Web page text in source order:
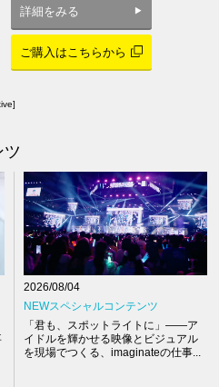
詳細をみる
ご購入はこちらから
2026/08/04
NEWスペシャルコンテンツ
「君も、スポットライトに」――ア
イドルを輝かせる映像とビジュアル
を現場でつくる、imaginateの仕事...